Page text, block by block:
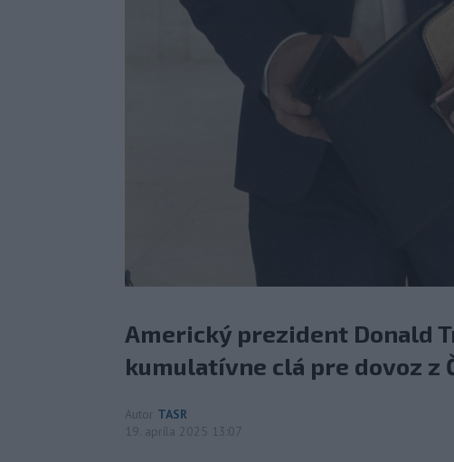
Americký prezident Donald
kumulatívne clá pre dovoz z
Autor TASR
19. apríla 2025 13:07